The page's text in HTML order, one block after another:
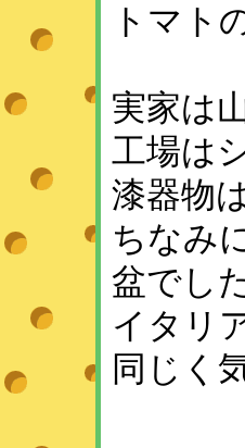
トマト
実家は
工場は
漆器物
ちなみ
盆でし
イタリ
同じく